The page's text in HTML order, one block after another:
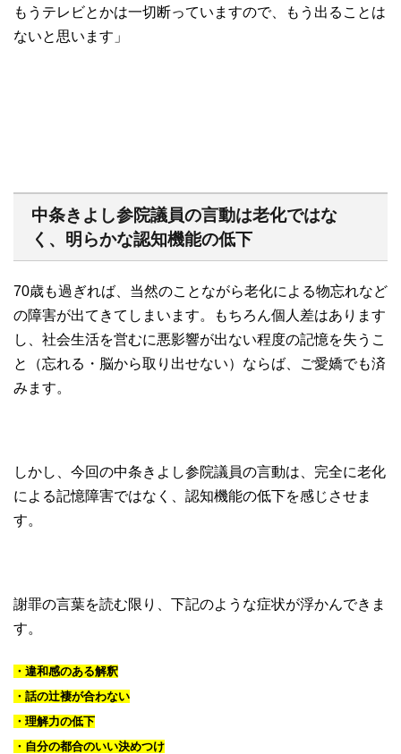
もうテレビとかは一切断っていますので、もう出ることは
ないと思います」
中条きよし参院議員の言動は老化ではな
く、明らかな認知機能の低下
70歳も過ぎれば、当然のことながら老化による物忘れなど
の障害が出てきてしまいます。もちろん個人差はあります
し、社会生活を営むに悪影響が出ない程度の記憶を失うこ
と（忘れる・脳から取り出せない）ならば、ご愛嬌でも済
みます。
しかし、今回の中条きよし参院議員の言動は、完全に老化
による記憶障害ではなく、認知機能の低下を感じさせま
す。
謝罪の言葉を読む限り、下記のような症状が浮かんできま
す。
・違和感のある解釈
・話の辻褄が合わない
・理解力の低下
・自分の都合のいい決めつけ